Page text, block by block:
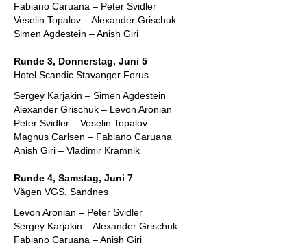
Fabiano Caruana – Peter Svidler
Veselin Topalov – Alexander Grischuk
Simen Agdestein – Anish Giri
Runde 3, Donnerstag, Juni 5
Hotel Scandic Stavanger Forus
Sergey Karjakin – Simen Agdestein
Alexander Grischuk – Levon Aronian
Peter Svidler – Veselin Topalov
Magnus Carlsen – Fabiano Caruana
Anish Giri – Vladimir Kramnik
Runde 4, Samstag, Juni 7
Vågen VGS, Sandnes
Levon Aronian – Peter Svidler
Sergey Karjakin – Alexander Grischuk
Fabiano Caruana – Anish Giri